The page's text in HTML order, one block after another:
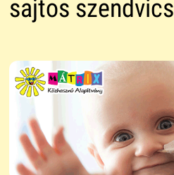
sajtos szendvics